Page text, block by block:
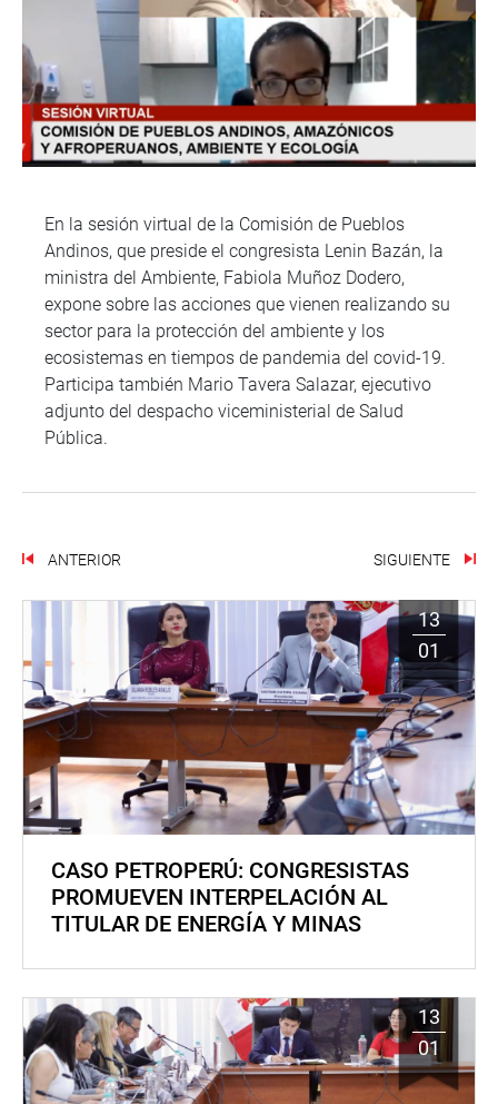
En la sesión virtual de la Comisión de Pueblos
Andinos, que preside el congresista Lenin Bazán, la
ministra del Ambiente, Fabiola Muñoz Dodero,
expone sobre las acciones que vienen realizando su
sector para la protección del ambiente y los
ecosistemas en tiempos de pandemia del covid-19.
Participa también Mario Tavera Salazar, ejecutivo
adjunto del despacho viceministerial de Salud
Pública.
ANTERIOR SIGUIENTE
13
01
CASO PETROPERÚ: CONGRESISTAS
PROMUEVEN INTERPELACIÓN AL
TITULAR DE ENERGÍA Y MINAS
13
01